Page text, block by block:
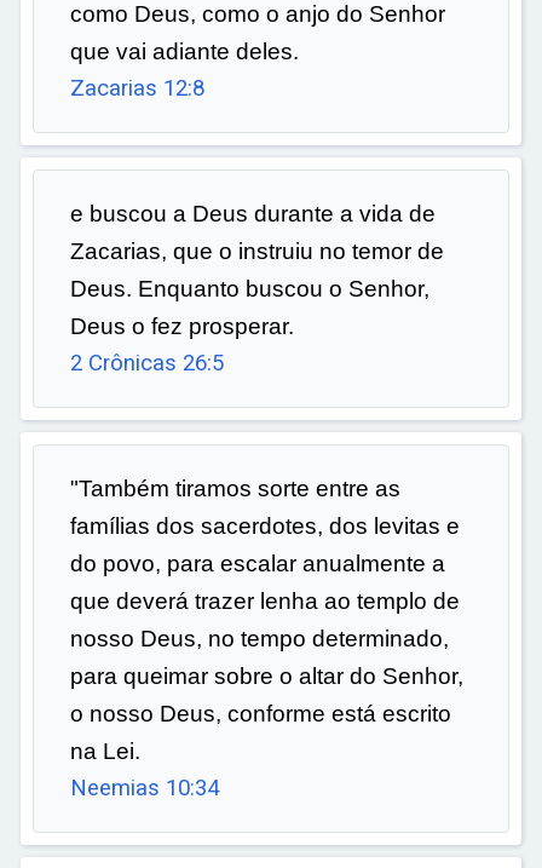
como Deus, como o anjo do Senhor
que vai adiante deles.
Zacarias 12:8
e buscou a Deus durante a vida de
Zacarias, que o instruiu no temor de
Deus. Enquanto buscou o Senhor,
Deus o fez prosperar.
2 Crônicas 26:5
"Também tiramos sorte entre as
famílias dos sacerdotes, dos levitas e
do povo, para escalar anualmente a
que deverá trazer lenha ao templo de
nosso Deus, no tempo determinado,
para queimar sobre o altar do Senhor,
o nosso Deus, conforme está escrito
na Lei.
Neemias 10:34